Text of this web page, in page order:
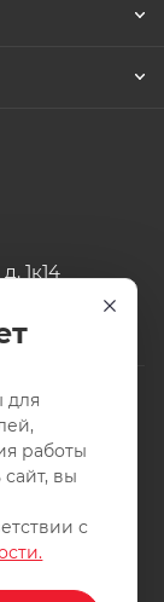
1к14
товаров
Все права
фотографий
для
работы
вы
с